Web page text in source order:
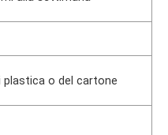
plastica o del cartone